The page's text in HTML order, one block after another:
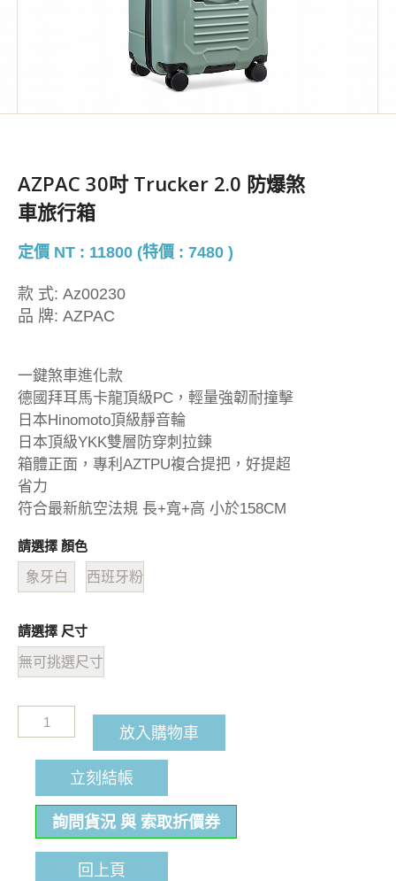
AZPAC 30吋 Trucker 2.0 防爆煞
車旅行箱
定價 NT : 11800 (特價 : 7480 )
款 式: Az00230
品 牌: AZPAC
一鍵煞車進化款
德國拜耳馬卡龍頂級PC，輕量強韌耐撞擊
日本Hinomoto頂級靜音輪
日本頂級YKK雙層防穿刺拉鍊
箱體正面，專利AZTPU複合提把，好提超
省力
符合最新航空法規 長+寬+高 小於158CM
請選擇 顏色
象牙白 西班牙粉
請選擇 尺寸
無可挑選尺寸
放入購物車
立刻結帳
詢問貨況 與 索取折價券
回上頁